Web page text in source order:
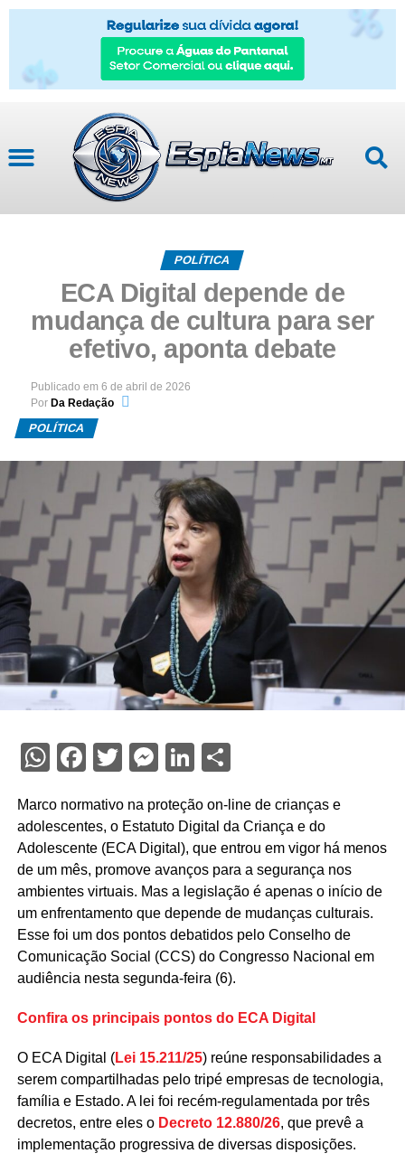
POLÍTICA
ECA Digital depende de
mudança de cultura para ser
efetivo, aponta debate
Publicado em 6 de abril de 2026
Por Da Redação
POLÍTICA
WhatsApp
Facebook
Twitter
Messenger
LinkedIn
Share
Marco normativo na proteção on-line de crianças e
adolescentes, o Estatuto Digital da Criança e do
Adolescente (ECA Digital), que entrou em vigor há menos
de um mês, promove avanços para a segurança nos
ambientes virtuais. Mas a legislação é apenas o início de
um enfrentamento que depende de mudanças culturais.
Esse foi um dos pontos debatidos pelo Conselho de
Comunicação Social (CCS) do Congresso Nacional em
audiência nesta segunda-feira (6).
Confira os principais pontos do ECA Digital
O ECA Digital (Lei 15.211/25) reúne responsabilidades a
serem compartilhadas pelo tripé empresas de tecnologia,
família e Estado. A lei foi recém-regulamentada por três
decretos, entre eles o Decreto 12.880/26, que prevê a
implementação progressiva de diversas disposições.